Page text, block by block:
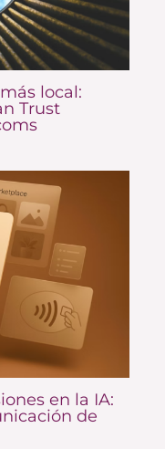
local:
Trust
en la IA:
de